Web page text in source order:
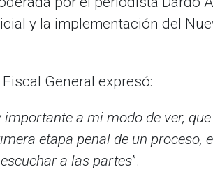
y la implementación del
General expresó:
importante a mi modo de ver,
etapa penal de un proceso,
a las partes”.